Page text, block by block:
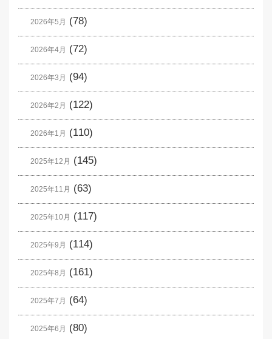
2026年5月 (78)
2026年4月 (72)
2026年3月 (94)
2026年2月 (122)
2026年1月 (110)
2025年12月 (145)
2025年11月 (63)
2025年10月 (117)
2025年9月 (114)
2025年8月 (161)
2025年7月 (64)
2025年6月 (80)